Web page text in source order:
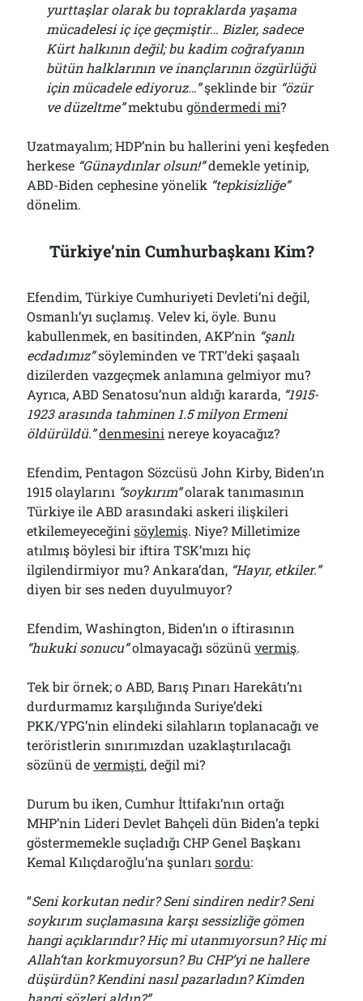
yurttaşlar olarak bu topraklarda yaşama
mücadelesi iç içe geçmiştir… Bizler, sadece
Kürt halkının değil; bu kadim coğrafyanın
bütün halklarının ve inançlarının özgürlüğü
için mücadele ediyoruz…”şeklinde bir “özür
ve düzeltme”mektubugöndermedi mi?
Uzatmayalım; HDP’nin bu hallerini yeni keşfeden
herkese “Günaydınlar olsun!”demekle yetinip,
ABD-Biden cephesine yönelik “tepkisizliğe”
dönelim.
Türkiye’nin Cumhurbaşkanı Kim?
Efendim, Türkiye Cumhuriyeti Devleti’ni değil,
Osmanlı’yı suçlamış. Velev ki, öyle. Bunu
kabullenmek, en basitinden, AKP’nin “şanlı
ecdadımız”söyleminden ve TRT’deki şaşaalı
dizilerden vazgeçmek anlamına gelmiyor mu?
Ayrıca, ABD Senatosu’nun aldığı kararda, “1915-
1923 arasında tahminen 1.5 milyon Ermeni
öldürüldü.”denmesini nereye koyacağız?
Efendim, Pentagon Sözcüsü John Kirby, Biden’ın
1915 olaylarını “soykırım”olarak tanımasının
Türkiye ile ABD arasındaki askeri ilişkileri
etkilemeyeceğinisöylemiş. Niye? Milletimize
atılmış böylesi bir iftira TSK’mızı hiç
ilgilendirmiyor mu? Ankara’dan, “Hayır, etkiler.”
diyen bir ses neden duyulmuyor?
Efendim, Washington, Biden’ın o iftirasının
“hukuki sonucu”olmayacağı sözünüvermiş.
Tek bir örnek; o ABD, Barış Pınarı Harekâtı’nı
durdurmamız karşılığında Suriye’deki
PKK/YPG’nin elindeki silahların toplanacağı ve
teröristlerin sınırımızdan uzaklaştırılacağı
sözünü devermişti, değil mi?
Durum bu iken, Cumhur İttifakı’nın ortağı
MHP’nin Lideri Devlet Bahçeli dün Biden’a tepki
göstermemekle suçladığı CHP Genel Başkanı
Kemal Kılıçdaroğlu’na şunlarısordu:
“Seni korkutan nedir? Seni sindiren nedir? Seni
soykırım suçlamasına karşı sessizliğe gömen
hangi açıklarındır? Hiç mi utanmıyorsun? Hiç mi
Allah’tan korkmuyorsun? Bu CHP’yi ne hallere
düşürdün? Kendini nasıl pazarladın? Kimden